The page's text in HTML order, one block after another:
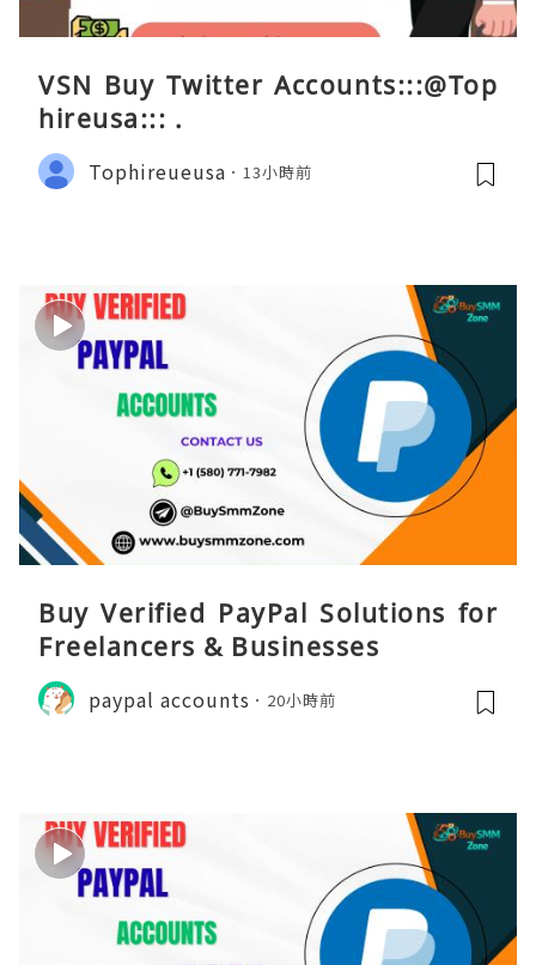
VSN Buy Twitter Accounts:::@Top
hireusa::: .
Tophireueusa 13小時前
Buy Verified PayPal Solutions for
Freelancers & Businesses
paypal accounts 20小時前